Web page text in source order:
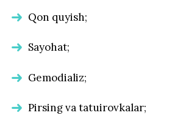
Qon quyish;
Sayohat;
Gemodializ;
Pirsing va tatuirovkalar;